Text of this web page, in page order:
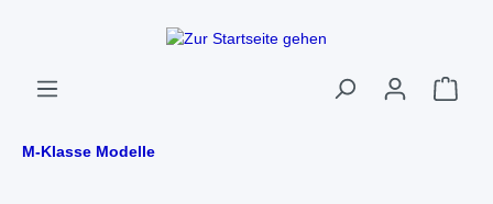
M-Klasse Modelle